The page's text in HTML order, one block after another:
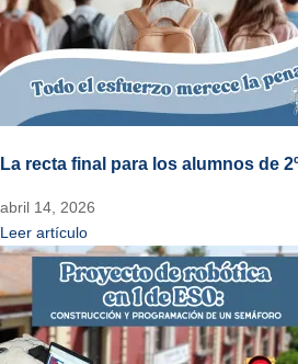
La recta final para los alumnos de
abril 14, 2026
Leer artículo